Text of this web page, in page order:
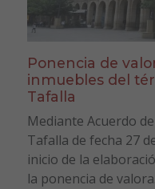
Ponencia de
inmuebles del
Tafalla
Mediante Acuerdo
Tafalla de fecha 27
inicio de la
la ponencia de